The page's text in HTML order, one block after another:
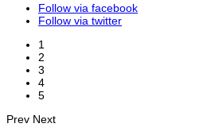
Follow via facebook
Follow via twitter
1
2
3
4
5
Prev Next